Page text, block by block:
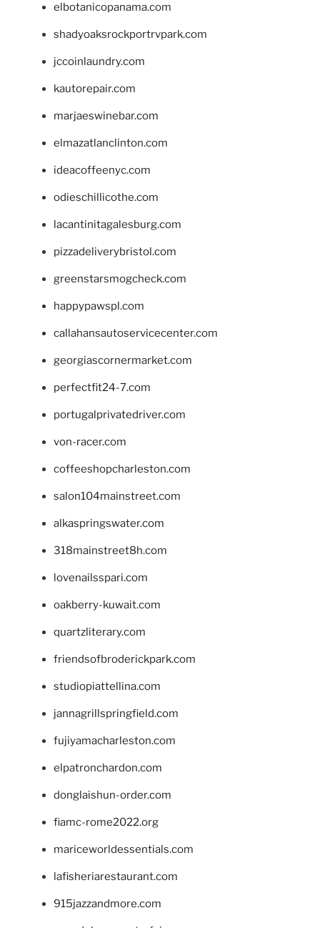
elbotanicopanama.com
shadyoaksrockportrvpark.com
jccoinlaundry.com
kautorepair.com
marjaeswinebar.com
elmazatlanclinton.com
ideacoffeenyc.com
odieschillicothe.com
lacantinitagalesburg.com
pizzadeliverybristol.com
greenstarsmogcheck.com
happypawspl.com
callahansautoservicecenter.com
georgiascornermarket.com
perfectfit24-7.com
portugalprivatedriver.com
von-racer.com
coffeeshopcharleston.com
salon104mainstreet.com
alkaspringswater.com
318mainstreet8h.com
lovenailsspari.com
oakberry-kuwait.com
quartzliterary.com
friendsofbroderickpark.com
studiopiattellina.com
jannagrillspringfield.com
fujiyamacharleston.com
elpatronchardon.com
donglaishun-order.com
fiamc-rome2022.org
mariceworldessentials.com
lafisheriarestaurant.com
915jazzandmore.com